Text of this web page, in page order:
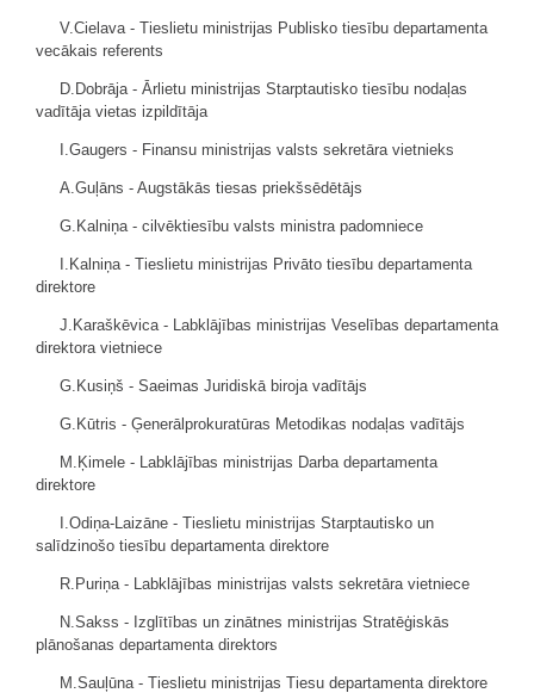
V.Cielava - Tieslietu ministrijas Publisko tiesību departamenta
vecākais referents
D.Dobrāja - Ārlietu ministrijas Starptautisko tiesību nodaļas
vadītāja vietas izpildītāja
I.Gaugers - Finansu ministrijas valsts sekretāra vietnieks
A.Guļāns - Augstākās tiesas priekšsēdētājs
G.Kalniņa - cilvēktiesību valsts ministra padomniece
I.Kalniņa - Tieslietu ministrijas Privāto tiesību departamenta
direktore
J.Karaškēvica - Labklājības ministrijas Veselības departamenta
direktora vietniece
G.Kusiņš - Saeimas Juridiskā biroja vadītājs
G.Kūtris - Ģenerālprokuratūras Metodikas nodaļas vadītājs
M.Ķimele - Labklājības ministrijas Darba departamenta
direktore
I.Odiņa-Laizāne - Tieslietu ministrijas Starptautisko un
salīdzinošo tiesību departamenta direktore
R.Puriņa - Labklājības ministrijas valsts sekretāra vietniece
N.Sakss - Izglītības un zinātnes ministrijas Stratēģiskās
plānošanas departamenta direktors
M.Sauļūna - Tieslietu ministrijas Tiesu departamenta direktore